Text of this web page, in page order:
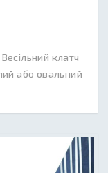
клатч
або овальний